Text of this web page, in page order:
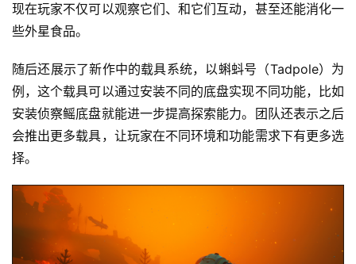
现在玩家不仅可以观察它们、和它们互动，甚至还能消化一
些外星食品。
随后还展示了新作中的载具系统，以蝌蚪号（Tadpole）为
例，这个载具可以通过安装不同的底盘实现不同功能，比如
安装侦察鳐底盘就能进一步提高探索能力。团队还表示之后
会推出更多载具，让玩家在不同环境和功能需求下有更多选
择。